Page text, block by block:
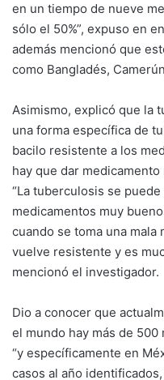
en un tiempo de nueve
sólo el 50%”, expuso en
además mencionó que
como Bangladés,
Asimismo, explicó que la
una forma específica de
bacilo resistente a los
hay que dar
“La tuberculosis se
medicamentos muy
cuando se toma una mala
vuelve resistente y es
mencionó el investigador.
Dio a conocer que
el mundo hay más de
“y específicamente en
casos al año